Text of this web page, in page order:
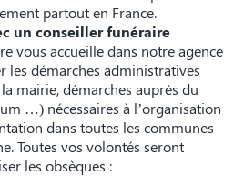
partout en France.
un conseiller funéraire
vous accueille dans notre agence
les démarches administratives
mairie, démarches auprès du
…) nécessaires à l’organisation
dans toutes les communes
Toutes vos volontés seront
les obsèques :